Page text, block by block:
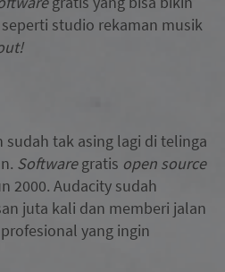
studio rekaman musik
sudah tak asing lagi di telinga
Softwaregratis open source
2000. Audacity sudah
juta kali dan memberi jalan
yang ingin